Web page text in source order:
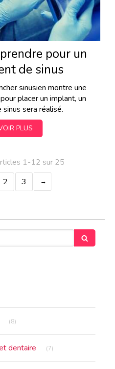
pour un
de sinus
sinusien montre une
placer un implant, un
sera réalisé.
PLUS
1-12 sur 25
2 3
(8)
dentaire (7)